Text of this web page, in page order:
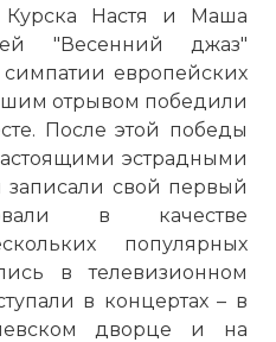
Курска Настя и Маша
"Весенний джаз"
европейских
отрывом победили
После этой победы
эстрадными
записали свой первый
в качестве
популярных
в телевизионном
в концертах – в
дворце и на